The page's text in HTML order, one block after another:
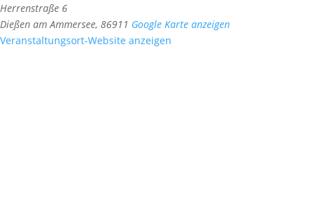
Herrenstraße 6
Dießen am Ammersee, 86911 Google Karte anzeigen
Veranstaltungsort-Website anzeigen